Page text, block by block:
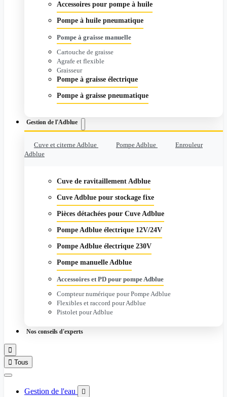
Accessoires pour pompe à huile
Pompe à huile pneumatique
Pompe à graisse manuelle
Cartouche de graisse
Agrafe et flexible
Graisseur
Pompe à graisse électrique
Pompe à graisse pneumatique
Gestion de l'Adblue
Cuve et citerne Adblue Pompe Adblue
Enrouleur
Adblue
Cuve de ravitaillement Adblue
Cuve Adblue pour stockage fixe
Pièces détachées pour Cuve Adblue
Pompe Adblue électrique 12V/24V
Pompe Adblue électrique 230V
Pompe manuelle Adblue
Accessoires et PD pour pompe Adblue
Compteur numérique pour Pompe Adblue
Flexibles et raccord pour Adblue
Pistolet pour Adblue
Nos conseils d'experts

 Tous
Gestion de l'eau 